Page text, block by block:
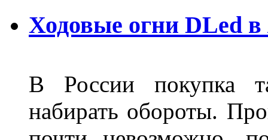
Ходовые огни DLed в
В России покупка
набирать обороты.